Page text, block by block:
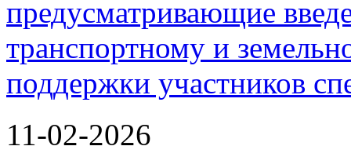
предусматривающие
транспортному и
поддержки участников
11-02-2026